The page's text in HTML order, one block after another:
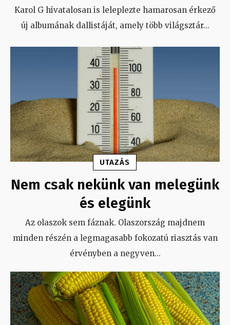
Karol G hivatalosan is leleplezte hamarosan érkező
új albumának dallistáját, amely több világsztár...
UTAZÁS
Nem csak nekünk van melegünk
és elegünk
Az olaszok sem fáznak. Olaszország majdnem
minden részén a legmagasabb fokozatú riasztás van
érvényben a negyven...